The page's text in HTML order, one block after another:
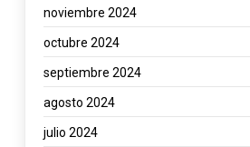
noviembre 2024
octubre 2024
septiembre 2024
agosto 2024
julio 2024